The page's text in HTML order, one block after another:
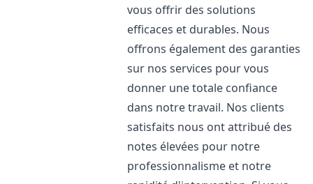
vous offrir des solutions
efficaces et durables. Nous
offrons également des garanties
sur nos services pour vous
donner une totale confiance
dans notre travail. Nos clients
satisfaits nous ont attribué des
notes élevées pour notre
professionnalisme et notre